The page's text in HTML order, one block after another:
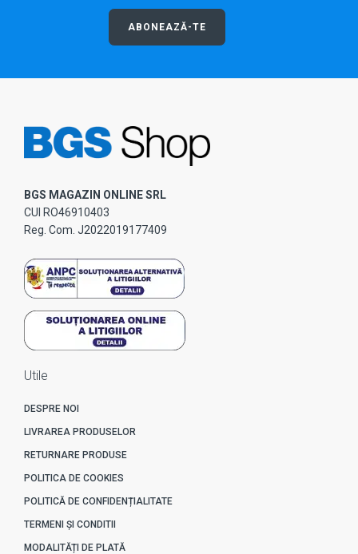
ABONEAZĂ-TE
BGS MAGAZIN ONLINE SRL
CUI RO46910403
Reg. Com. J2022019177409
Utile
DESPRE NOI
LIVRAREA PRODUSELOR
RETURNARE PRODUSE
POLITICA DE COOKIES
POLITICĂ DE CONFIDENȚIALITATE
TERMENI ȘI CONDITII
MODALITĂȚI DE PLATĂ